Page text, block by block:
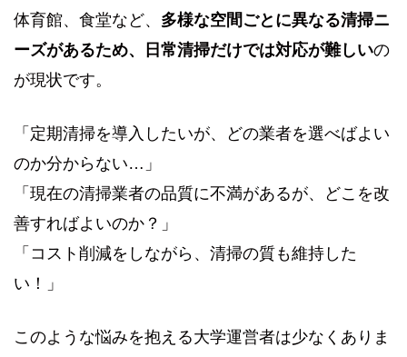
体育館、食堂など、 多様な空間ごとに異なる清掃ニ
ーズがあるため、日常清掃だけでは対応が難しいの
が現状です。
「定期清掃を導入したいが、どの業者を選べばよい
のか分からない…」
「現在の清掃業者の品質に不満があるが、どこを改
善すればよいのか？」
「コスト削減をしながら、清掃の質も維持した
い！」
このような悩みを抱える大学運営者は少なくありま